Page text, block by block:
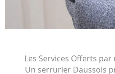
Les Services Offerts
Un serrurier Daussois